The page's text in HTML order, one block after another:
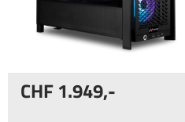
1.949,-